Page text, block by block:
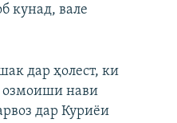
кунад, вале
дар ҳолест, ки
озмоиши нави
дар Куриёи